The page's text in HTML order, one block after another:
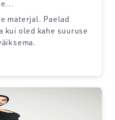
materjal. Paelad
kui oled kahe suuruse